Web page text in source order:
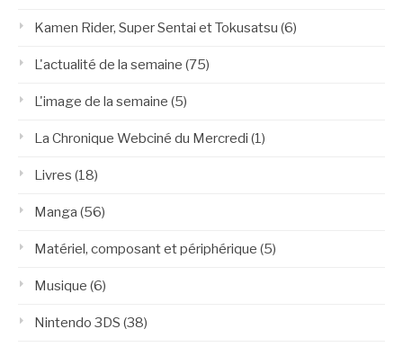
Kamen Rider, Super Sentai et Tokusatsu (6)
L'actualité de la semaine (75)
L'image de la semaine (5)
La Chronique Webciné du Mercredi (1)
Livres (18)
Manga (56)
Matériel, composant et périphérique (5)
Musique (6)
Nintendo 3DS (38)